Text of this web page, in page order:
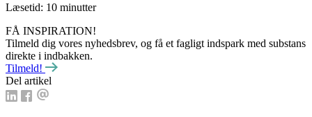
Læsetid: 10 minutter
FÅ INSPIRATION!
Tilmeld dig vores nyhedsbrev, og få et fagligt indspark med substans
direkte i indbakken.
Tilmeld!
Del artikel